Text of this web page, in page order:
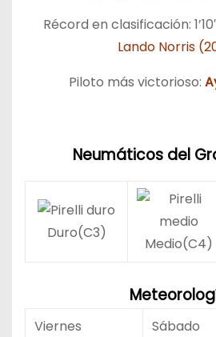
Récord en clasificación:
Lando Norris
Piloto más victorioso:
Neumáticos del
Duro(C3)
Medio(C4)
Viernes
Sábado